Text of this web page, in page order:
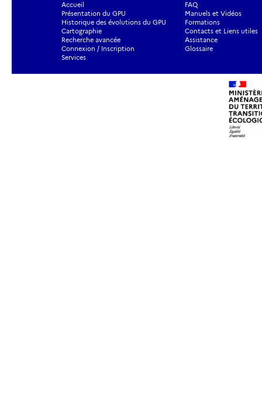
Accueil
Présentation du GPU
Historique des évolutions du GPU
Cartographie
Recherche avancée
Connexion / Inscription
Services
FAQ
Manuels et Vidéos
Formations
Contacts et Liens utiles
Assistance
Glossaire